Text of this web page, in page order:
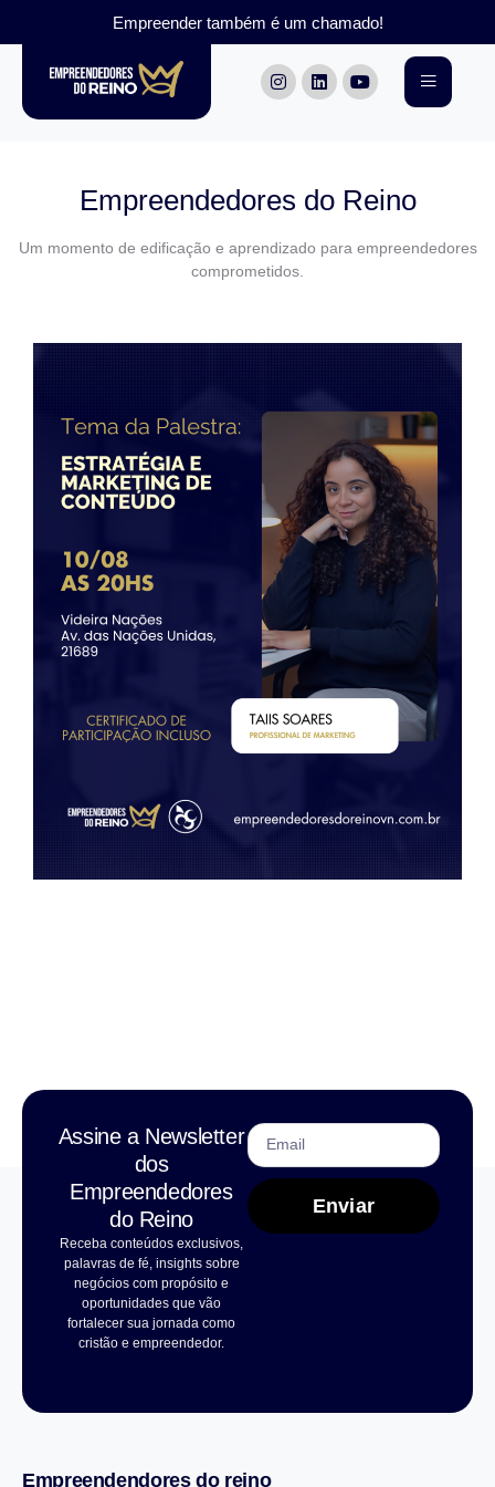
Empreender também é um chamado!
Empreendedores do Reino
Um momento de edificação e aprendizado para empreendedores
comprometidos.
Assine a Newsletter
dos
Empreendedores
do Reino
Receba conteúdos exclusivos,
palavras de fé, insights sobre
negócios com propósito e
oportunidades que vão
fortalecer sua jornada como
cristão e empreendedor.
Enviar
Empreendendores do reino